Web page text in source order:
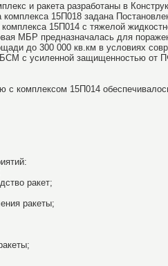
и ракета разработаны в
комплекса 15П018 задана
комплекса 15П014 с тяжелой
МБР предназначалась для
до 300 000 кв.км в условиях
с усиленной защищенностью от
с комплексом 15П014
ракет;
ракеты;